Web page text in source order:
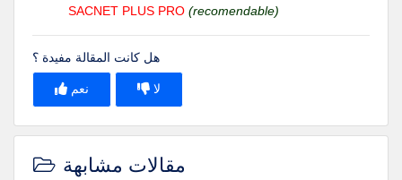
SACNET PLUS PRO (recomendable)
هل كانت المقالة مفيدة ؟
نعم لا
مقالات مشابهة